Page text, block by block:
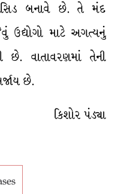
બનાવે છે. તે મંદ
ઉદ્યોગો માટે અગત્યનું
છે. વાતાવરણમાં તેની
છે.
કિશોર પંડ્યા